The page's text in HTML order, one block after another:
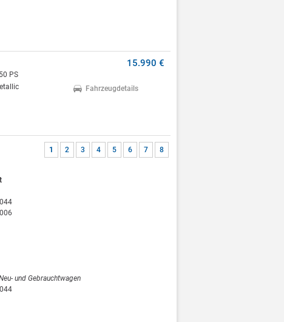
PS
15.990 €
Fahrzeugdetails
1 2 3 4 5 6 7 8
und Gebrauchtwagen